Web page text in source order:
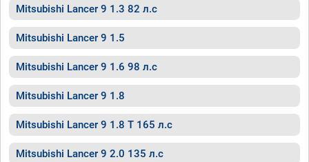
Mitsubishi Lancer 9 1.3 82 л.с
Mitsubishi Lancer 9 1.5
Mitsubishi Lancer 9 1.6 98 л.с
Mitsubishi Lancer 9 1.8
Mitsubishi Lancer 9 1.8 T 165 л.с
Mitsubishi Lancer 9 2.0 135 л.с